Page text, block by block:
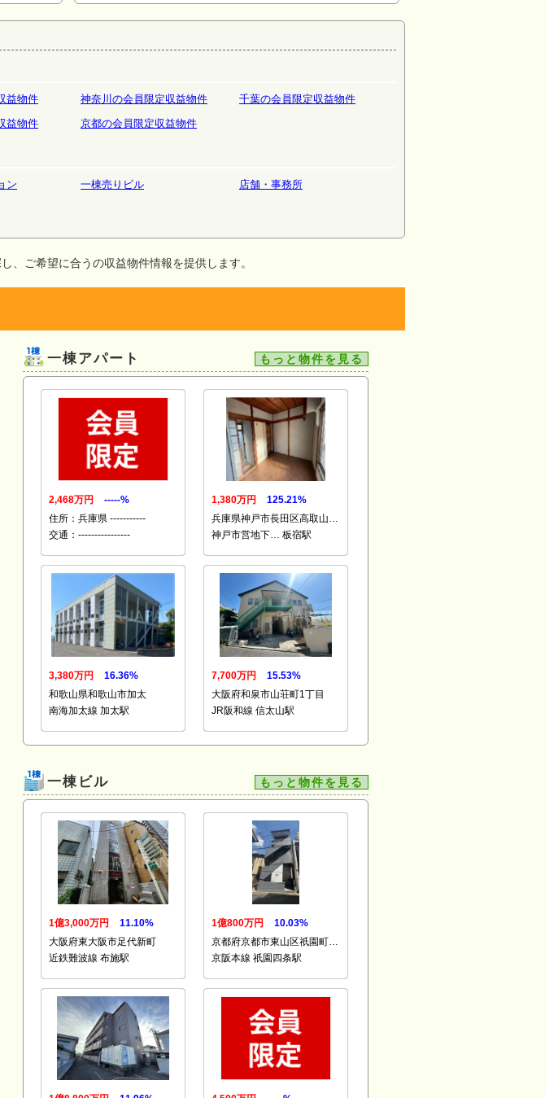
益物件 神奈川の会員限定収益物件
千葉の会員限定収益物件
益物件 京都の会員限定収益物件
ン 一棟売りビル
店舗・事務所
、ご希望に合うの収益物件情報を提供します。
一棟アパート もっと物件を見る
2,468万円
-----%
住所：兵庫県 -----------
交通：----------------
1,380万円
125.21%
兵庫県神戸市長田区高取山…
神戸市営地下… 板宿駅
3,380万円
16.36%
和歌山県和歌山市加太
南海加太線 加太駅
7,700万円
15.53%
大阪府和泉市山荘町1丁目
JR阪和線 信太山駅
一棟ビル もっと物件を見る
1億3,000万円
11.10%
大阪府東大阪市足代新町
近鉄難波線 布施駅
1億800万円
10.03%
京都府京都市東山区祇園町…
京阪本線 祇園四条駅